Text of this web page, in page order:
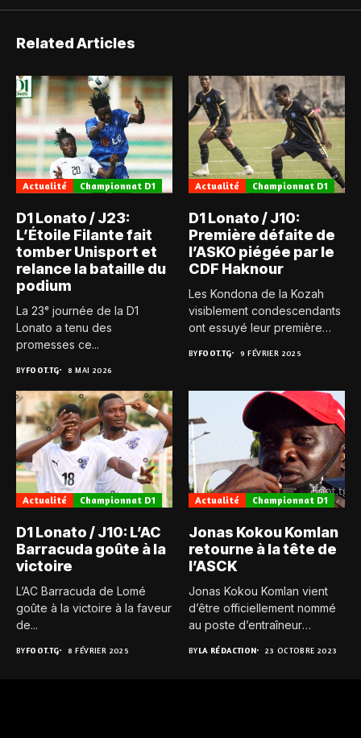
Related Articles
Actualité Championnat D1
D1 Lonato / J23:
L’Étoile Filante fait
tomber Unisport et
relance la bataille du
podium
La 23ᵉ journée de la D1
Lonato a tenu des
promesses ce...
BYFOOT.TG 8 MAI 2026
Actualité Championnat D1
D1 Lonato / J10:
Première défaite de
l’ASKO piégée par le
CDF Haknour
Les Kondona de la Kozah
visiblement condescendants
ont essuyé leur première
BYFOOT.TG 9 FÉVRIER 2025
Actualité Championnat D1
D1 Lonato / J10: L’AC
Barracuda goûte à la
victoire
L’AC Barracuda de Lomé
goûte à la victoire à la faveur
de...
BYFOOT.TG 8 FÉVRIER 2025
Actualité Championnat D1
Jonas Kokou Komlan
retourne à la tête de
l’ASCK
Jonas Kokou Komlan vient
d’être officiellement nommé
au poste d’entraîneur
BYLA RÉDACTION 23 OCTOBRE 2023